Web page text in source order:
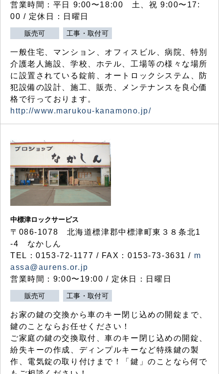
営業時間：平日 9:00〜18:00 土、祝 9:00〜17:
00 / 定休日：日曜日
販売可 工事・取付可
一般住宅、マンション、オフィスビル、病院、特別
介護老人施設、学校、ホテル、工場等の様々な場所
に設置されている錠前、オートロックシステム、防
犯設備の設計、施工、販売、メンテナンスを良心価
格で行っております。
http://www.marukou-kanamono.jp/
中標津ロックサービス
〒086-1078 北海道標津郡中標津町東３８条北1
-4 なかしん
TEL：0153-72-1177 / FAX：0153-73-3631 / m
assa@aurens.or.jp
営業時間：9:00〜19:00 / 定休日：日曜日
販売可 工事・取付可
お家の鍵の交換から車のキー閉じ込めの開錠まで、
鍵のことならお任せください！
ご家庭の鍵の交換取付、車のキー閉じ込めの開錠、
紛失キーの作成、ディンプルキーなど特殊鍵の製
作、電気錠の取り付けまで！「鍵」のことなら何で